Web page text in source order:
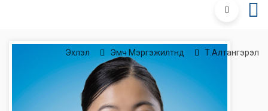
Эхлэл Эмч Мэргэжилтнүүд Т.Алтангэрэл